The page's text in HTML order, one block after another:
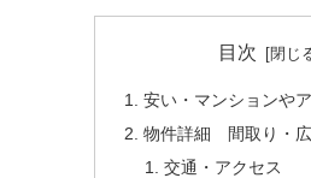
目次
安い・マンションや
物件詳細 間取り・広
交通・アクセス